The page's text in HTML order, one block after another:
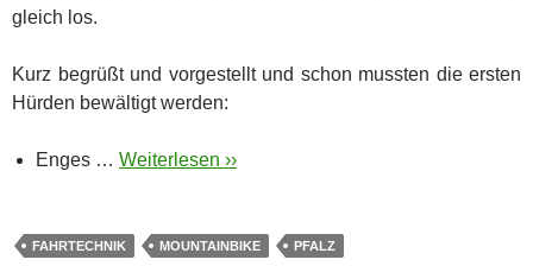
gleich los.
Kurz begrüßt und vorgestellt und schon mussten die ersten
Hürden bewältigt werden:
Enges … Weiterlesen ››
FAHRTECHNIK MOUNTAINBIKE PFALZ